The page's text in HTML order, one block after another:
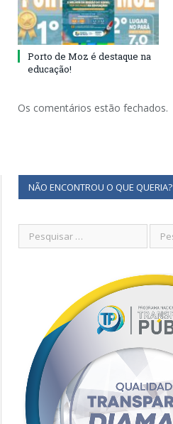
Porto de Moz é destaque na
educação!
Os comentários estão fechados.
NÃO ENCONTROU O QUE QUERIA?